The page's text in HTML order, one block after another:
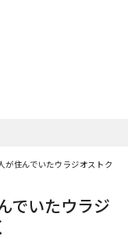
住んでいたウラジオストク、
でいたウラジ